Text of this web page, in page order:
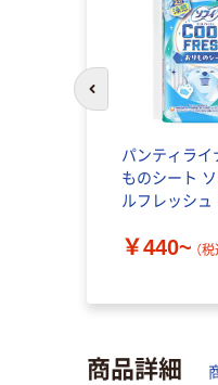
パンティライ
ものシート
ルフレッシュ
￥440~ （税
前のスライドへ
商品詳細